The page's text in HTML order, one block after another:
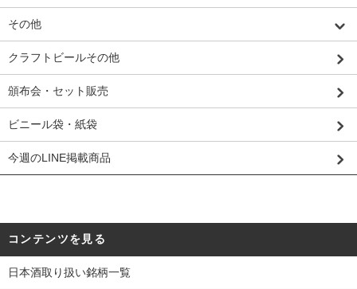
その他
クラフトビールその他
頒布会・セット販売
ビニール袋・紙袋
今週のLINE掲載商品
コンテンツを見る
日本酒取り扱い銘柄一覧